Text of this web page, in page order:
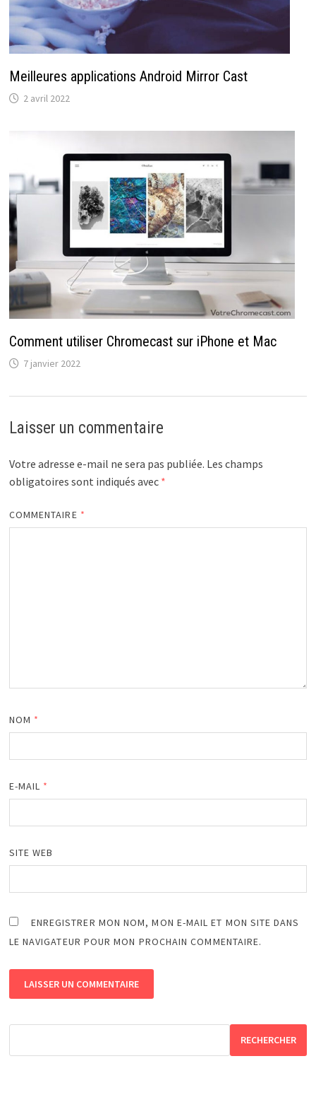
Meilleures applications Android Mirror Cast
2 avril 2022
Comment utiliser Chromecast sur iPhone et Mac
7 janvier 2022
Laisser un commentaire
Votre adresse e-mail ne sera pas publiée. Les champs
obligatoires sont indiqués avec *
COMMENTAIRE *
NOM *
E-MAIL *
SITE WEB
ENREGISTRER MON NOM, MON E-MAIL ET MON SITE DANS
LE NAVIGATEUR POUR MON PROCHAIN COMMENTAIRE.
RECHERCHER